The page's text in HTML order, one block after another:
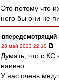
Это потому что
него бы они не
впередсмотрящий -
28 май 2023 22:10
Думать, что с КС
наивно.
У нас очень